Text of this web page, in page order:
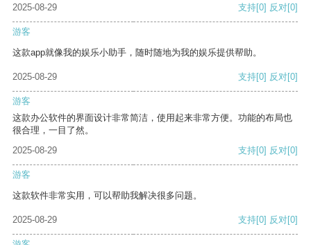
2025-08-29 支持[0] 反对[0]
游客
这款app就像我的娱乐小助手，随时随地为我的娱乐提供帮助。
2025-08-29 支持[0] 反对[0]
游客
这款办公软件的界面设计非常简洁，使用起来非常方便。功能的布局也
很合理，一目了然。
2025-08-29
支持[0] 反对[0]
游客
这款软件非常实用，可以帮助我解决很多问题。
2025-08-29 支持[0] 反对[0]